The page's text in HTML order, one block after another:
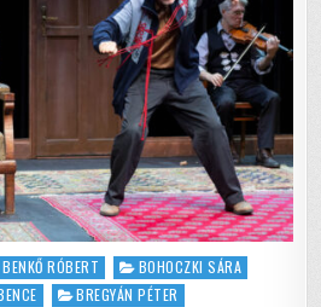
BENKŐ RÓBERT
BOHOCZKI SÁRA
BREGYÁN PÉTER